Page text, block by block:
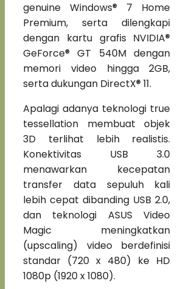
genuine Windows® 7 Home
Premium, serta dilengkapi
dengan kartu grafis NVIDIA®
GeForce® GT 540M dengan
memori video hingga 2GB,
serta dukungan DirectX® 11.
Apalagi adanya teknologi true
tessellation membuat objek
3D terlihat lebih realistis.
Konektivitas USB 3.0
menawarkan kecepatan
transfer data sepuluh kali
lebih cepat dibanding USB 2.0,
dan teknologi ASUS Video
Magic meningkatkan
(upscaling) video berdefinisi
standar (720 x 480) ke HD
1080p (1920 x 1080).